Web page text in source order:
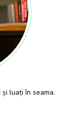
luați în seama.